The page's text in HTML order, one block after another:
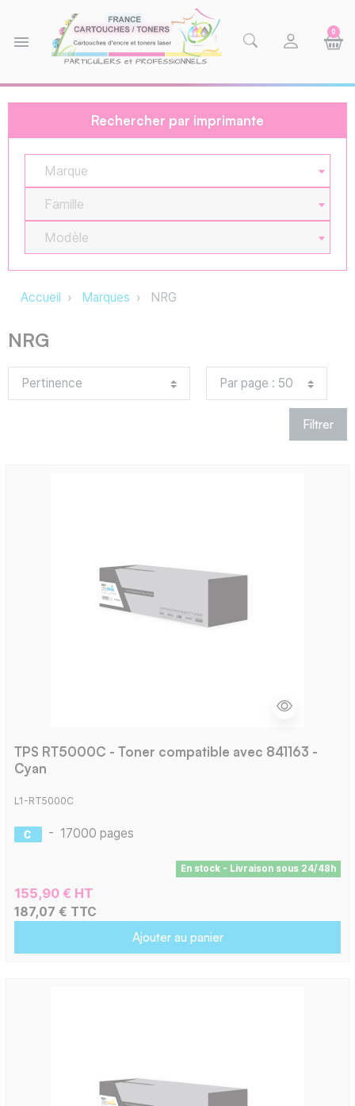
menu
0
Rechercher par imprimante
Marque
Famille
Modèle
Accueil Marques NRG
NRG
Filtrer
TPS RT5000C - Toner compatible avec 841163 -
Cyan
L1-RT5000C
- 17000 pages
En stock - Livraison sous 24/48h
155,90 € HT
187,07 € TTC
Ajouter au panier